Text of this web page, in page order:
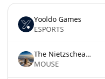
Yooldo Games
ESPORTS
The Nietzschean Mouse
MOUSE